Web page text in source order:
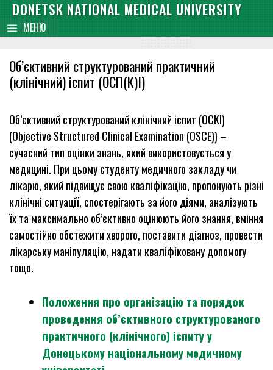
content
Skip
to
content
DONETSK NATIONAL MEDICAL UNIVERSITY
МЕНЮ
Об’єктивний структурований практичний
(клінічний) іспит (ОСП(К)І)
Oб’єктивний структурований клінічний іспит (ОСКІ)
(Objective Structured Clinical Examination (OSCE)) –
сучасний тип оцінки знань, який використовується у
медицині. При цьому студенту медичного закладу чи
лікарю, який підвищує свою кваліфікацію, пропонують різні
клінічні ситуації, спостерігають за його діями, аналізують
їх та максимально об’єктивно оцінюють його знання, вміння
самостійно обстежити хворого, поставити діагноз, провести
лікарську маніпуляцію, надати кваліфіковану допомогу
тощо.
Положення про організацію та порядок
проведення об’єктивного структурованого
практичного (клінічного) іспиту у
Донецькому національному медичному